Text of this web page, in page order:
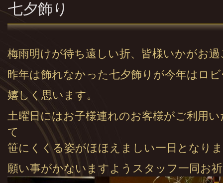
七夕飾り
梅雨明けが待ち遠しい折、皆様いかがお
昨年は飾れなかった七夕飾りが今年はロ
嬉しく思います。
土曜日にはお子様連れのお客様がご利用
て
笹にくくる姿がほほえましい一日となり
願い事がかないますようスタッフ一同お